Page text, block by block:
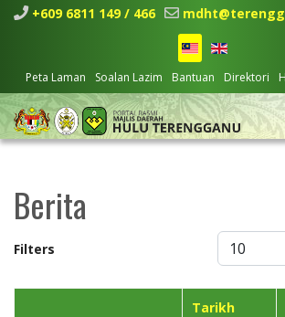
+609 6811 149 / 466
Peta Laman Soalan Lazim Bantuan Direktori
Berita
Filters Papar #
Tarikh